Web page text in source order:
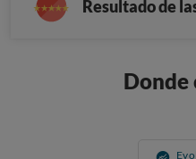
Resultado de
Donde